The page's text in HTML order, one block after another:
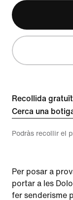
Recollida
Cerca una
Podràs recollir el
Per posar a
portar a les
fer senderisme